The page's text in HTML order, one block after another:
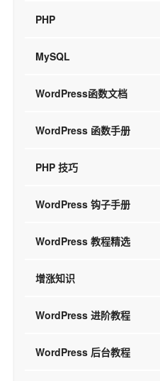
PHP
MySQL
WordPress函数文档
WordPress 函数手册
PHP 技巧
WordPress 钩子手册
WordPress 教程精选
增涨知识
WordPress 进阶教程
WordPress 后台教程